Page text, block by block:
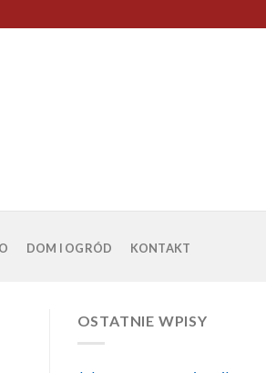
DOM I OGRÓD KONTAKT
OSTATNIE WPISY